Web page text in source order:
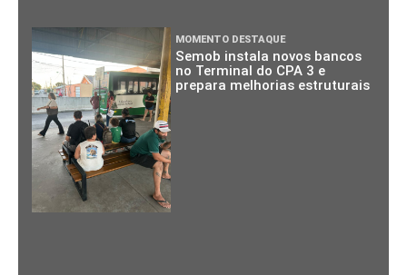
MOMENTO DESTAQUE
Semob instala novos bancos
no Terminal do CPA 3 e
prepara melhorias estruturais